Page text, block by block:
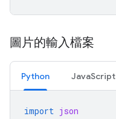
圖片的輸入檔案
Python JavaScript
import json